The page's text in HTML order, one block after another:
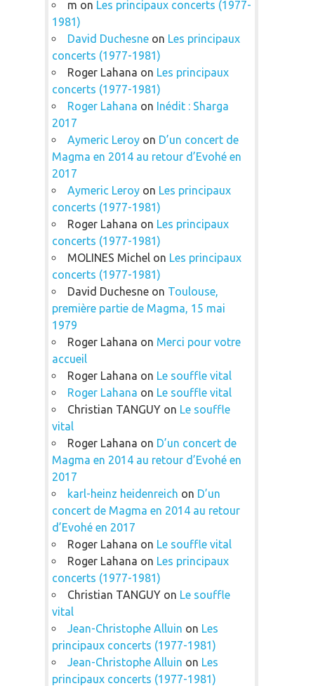
m on Les principaux concerts (1977-
1981)
David Duchesneon Les principaux
concerts (1977-1981)
Roger Lahana on Les principaux
concerts (1977-1981)
Roger Lahana on Inédit : Sharga
2017
Aymeric Leroyon D’un concert de
Magma en 2014 au retour d’Evohé en
2017
Aymeric Leroyon Les principaux
concerts (1977-1981)
Roger Lahana on Les principaux
concerts (1977-1981)
MOLINES Michelon Les principaux
concerts (1977-1981)
David Duchesneon Toulouse,
première partie de Magma, 15 mai
1979
Roger Lahana on Merci pour votre
accueil
Roger Lahana on Le souffle vital
Roger Lahana on Le souffle vital
Christian TANGUYon Le souffle
vital
Roger Lahana on D’un concert de
Magma en 2014 au retour d’Evohé en
2017
karl-heinz heidenreich on D’un
concert de Magma en 2014 au retour
d’Evohé en 2017
Roger Lahana on Le souffle vital
Roger Lahana on Les principaux
concerts (1977-1981)
Christian TANGUYon Le souffle
vital
Jean-Christophe Alluin on Les
principaux concerts (1977-1981)
Jean-Christophe Alluin on Les
principaux concerts (1977-1981)